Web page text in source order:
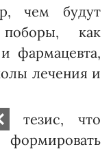
чем будут
поборы, как
фармацевта,
лечения и
тезис, что